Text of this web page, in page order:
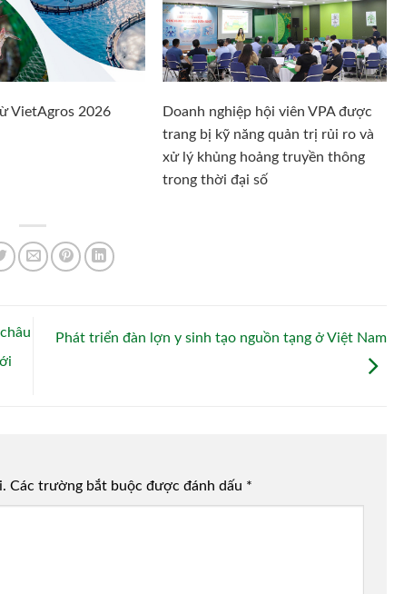
VietAgros 2026
Doanh nghiệp hội viên VPA được
trang bị kỹ năng quản trị rủi ro và
xử lý khủng hoảng truyền thông
trong thời đại số
Phát triển đàn lợn y sinh tạo nguồn tạng ở Việt Nam
Các trường bắt buộc được đánh dấu *